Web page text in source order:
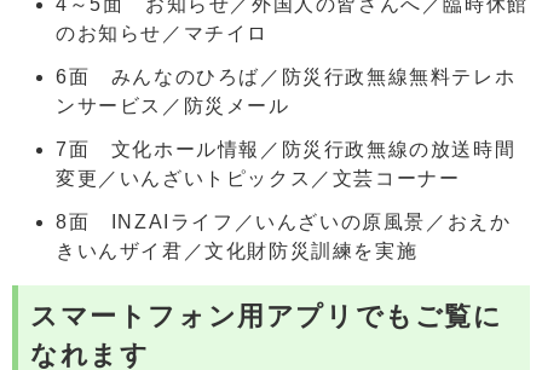
4～5面 お知らせ／外国人の皆さんへ／臨時休館
のお知らせ／マチイロ
6面 みんなのひろば／防災行政無線無料テレホ
ンサービス／防災メール
7面 文化ホール情報／防災行政無線の放送時間
変更／いんざいトピックス／文芸コーナー
8面 INZAIライフ／いんざいの原風景／おえか
きいんザイ君／文化財防災訓練を実施
スマートフォン用アプリでもご覧に
なれます